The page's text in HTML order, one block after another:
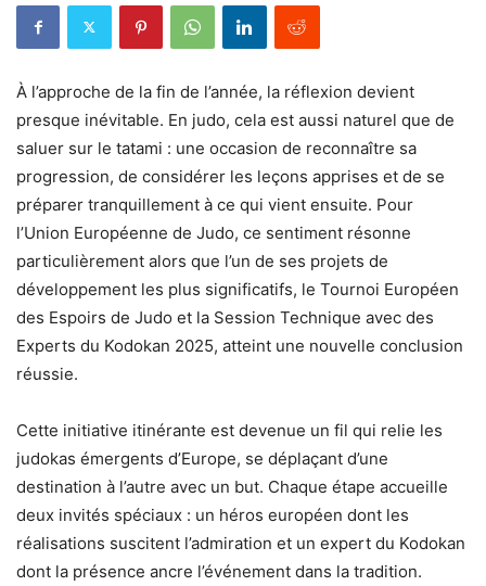
À l’approche de la fin de l’année, la réflexion devient
presque inévitable. En judo, cela est aussi naturel que de
saluer sur le tatami : une occasion de reconnaître sa
progression, de considérer les leçons apprises et de se
préparer tranquillement à ce qui vient ensuite. Pour
l’Union Européenne de Judo, ce sentiment résonne
particulièrement alors que l’un de ses projets de
développement les plus significatifs, le Tournoi Européen
des Espoirs de Judo et la Session Technique avec des
Experts du Kodokan 2025, atteint une nouvelle conclusion
réussie.
Cette initiative itinérante est devenue un fil qui relie les
judokas émergents d’Europe, se déplaçant d’une
destination à l’autre avec un but. Chaque étape accueille
deux invités spéciaux : un héros européen dont les
réalisations suscitent l’admiration et un expert du Kodokan
dont la présence ancre l’événement dans la tradition.